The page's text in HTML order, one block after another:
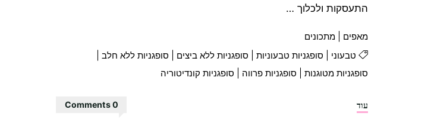
התעסקות ולכלוך …
מאפים
מתכונים
טבעוני
סופגניות טבעוניות| סופגניות ללא ביצים סופגניות ללא חלב|
סופגניות מטוגנות| סופגניות פרווה סופגניות קונדיטוריה
עוד"סופגניות
0 Comments